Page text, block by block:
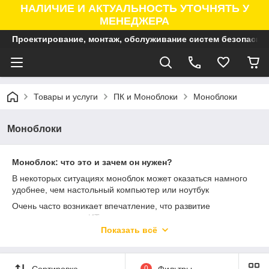
НАЛИЧИЕ И АКТУАЛЬНОСТЬ УТОЧНЯТЬ У
МЕНЕДЖЕРА
Проектирование, монтаж, обслуживание систем
Товары и услуги ПК и Моноблоки Моноблоки
Моноблоки
Моноблок: что это и зачем он нужен?
В некоторых ситуациях моноблок может оказаться намного
удобнее, чем настольный компьютер или ноутбук
Очень часто возникает впечатление, что развитие
компьютеров, да и ИТ-индустрии в целом, движется по
спирали. И развитие идеи моноблоков — тому один из
стали одним из шагов на пути от больших, но при этом не
имеющих самостоятельной функциональности терминалов к
Показать всё